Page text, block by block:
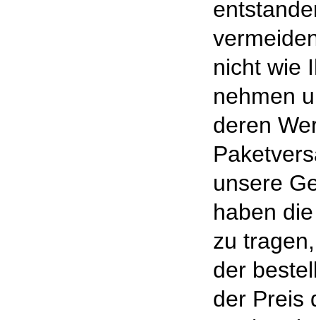
nicht wie
nehmen
deren
unsere
haben
zu
der
der Preis